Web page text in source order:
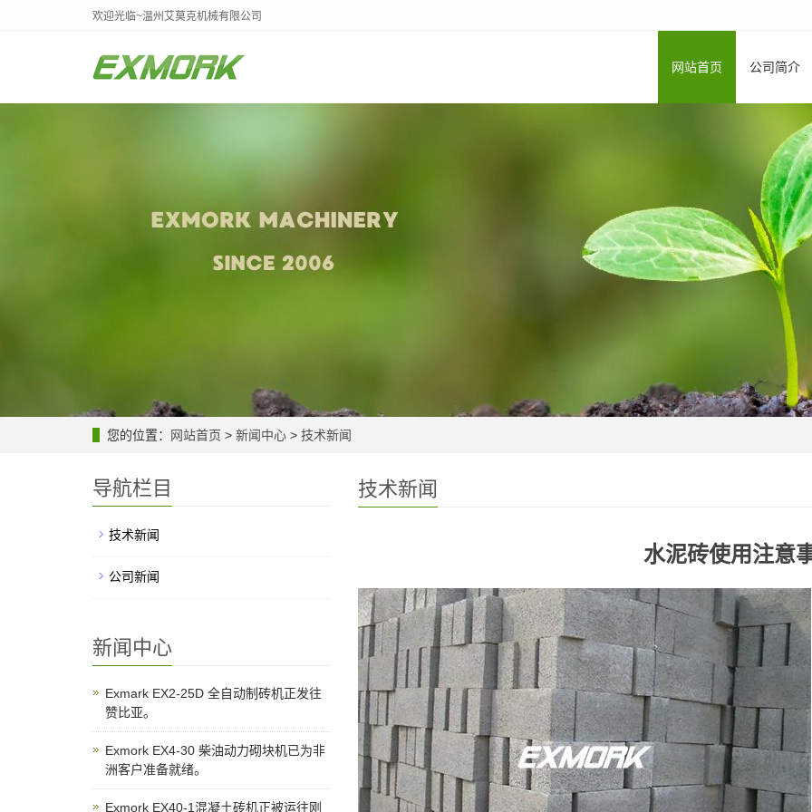
欢迎光临~温州艾莫克机械有限公司
网站首页 公司简介
您的位置： 网站首页 > 新闻中心 > 技术新闻
技术新闻
水泥砖使用注意
导航栏目
技术新闻
公司新闻
新闻中心
Exmark EX2-25D 全自动制砖机正发往
赞比亚。
Exmork EX4-30 柴油动力砌块机已为非
洲客户准备就绪。
Exmork EX40-1混凝土砖机正被运往刚